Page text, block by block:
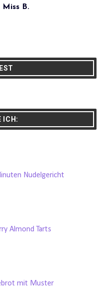
B.
ICH:
Nudelgericht
Almond Tarts
mit Muster